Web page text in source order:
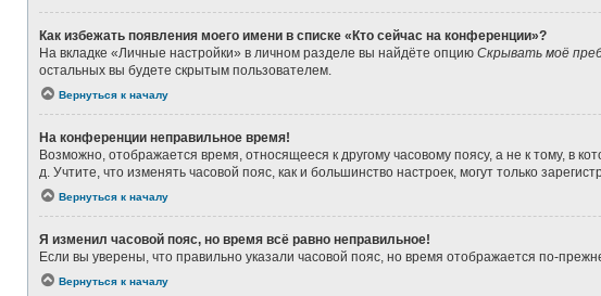
Как избежать появления моего имени в списке «Кто сейчас на конференции»?
На вкладке «Личные настройки» в личном разделе вы найдёте опцию Скрывать моё
остальных вы будете скрытым пользователем.
Вернуться к началу
На конференции неправильное время!
Возможно, отображается время, относящееся к другому часовому поясу, а не к тому, в
д. Учтите, что изменять часовой пояс, как и большинство настроек, могут только
Вернуться к началу
Я изменил часовой пояс, но время всё равно неправильное!
Если вы уверены, что правильно указали часовой пояс, но время отображается по-
Вернуться к началу